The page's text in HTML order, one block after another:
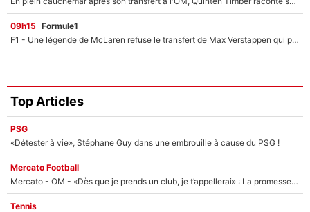
09h15 Formule1
F1 - Une légende de McLaren refuse le transfert de Max Verstappen qui pourrait «faire des vagues» et plomber l'ambiance dans l'équipe
Top Articles
PSG
«Détester à vie», Stéphane Guy dans une embrouille à cause du PSG !
Mercato Football
Mercato - OM - «Dès que je prends un club, je t’appellerai» : La promesse de Marcelino au moment de claquer la porte
Tennis